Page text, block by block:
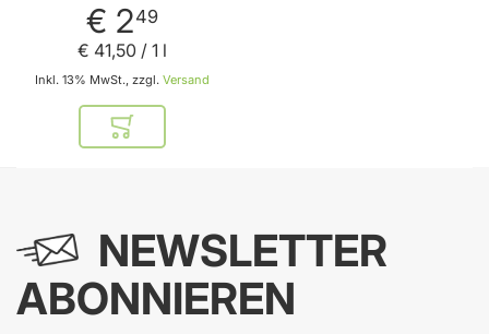
€ 249
Inkl. 13% MwSt., zzgl. Versand
€ 41,50 / 1 l
In den Warenkorb
NEWSLETTER
ABONNIEREN